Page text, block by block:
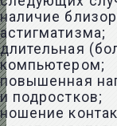
наличие
астигматизма;
длительная
компьютером;
повышенная
и подростков;
ношение